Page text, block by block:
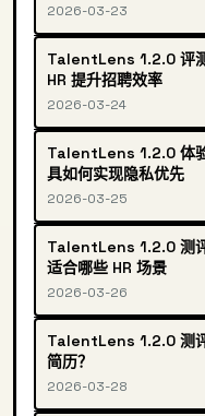
2026-03-23
TalentLens 1.2.0 评
HR 提升招聘效率
2026-03-24
TalentLens 1.2.0 体
具如何实现隐私优先
2026-03-25
TalentLens 1.2.0 测
适合哪些 HR 场景
2026-03-26
TalentLens 1.2.0 测
简历？
2026-03-28